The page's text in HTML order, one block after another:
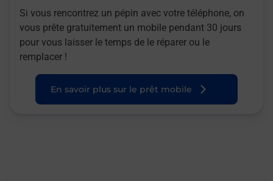
Si vous rencontrez un pépin avec votre téléphone, on
vous prête gratuitement un mobile pendant 30 jours
pour vous laisser le temps de le réparer ou le
remplacer !
En savoir plus sur le prêt mobile